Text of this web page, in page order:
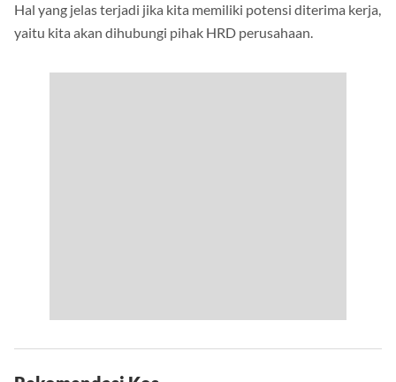
Hal yang jelas terjadi jika kita memiliki potensi diterima kerja,
yaitu kita akan dihubungi pihak HRD perusahaan.